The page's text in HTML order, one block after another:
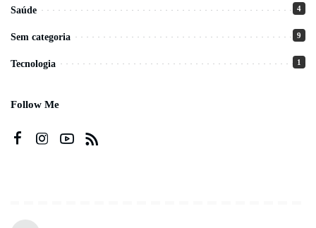
Saúde 4
Sem categoria 9
Tecnologia 1
Follow Me